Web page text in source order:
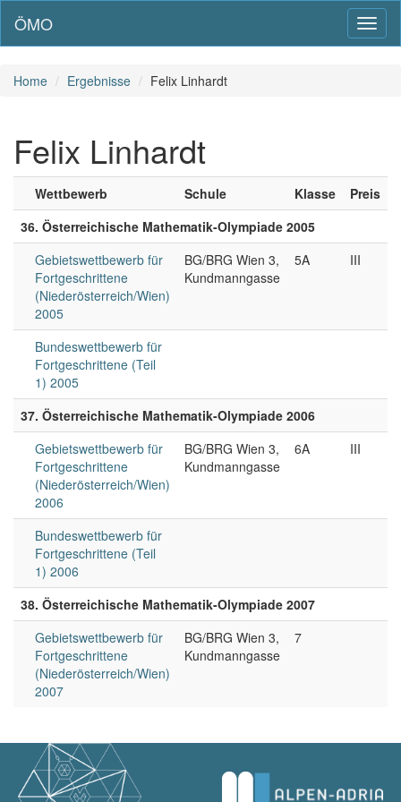
ÖMO
Home Ergebnisse Felix Linhardt
Felix Linhardt
Wettbewerb Schule Klasse
Preis
36. Österreichische Mathematik-Olympiade 2005
Gebietswettbewerb für
Fortgeschrittene
(Niederösterreich/Wien)
2005
BG/BRG Wien 3,
Kundmanngasse
5A III
Bundeswettbewerb für
Fortgeschrittene (Teil
1) 2005
37. Österreichische Mathematik-Olympiade 2006
Gebietswettbewerb für
Fortgeschrittene
(Niederösterreich/Wien)
2006
BG/BRG Wien 3,
Kundmanngasse
6A III
Bundeswettbewerb für
Fortgeschrittene (Teil
1) 2006
38. Österreichische Mathematik-Olympiade 2007
Gebietswettbewerb für
Fortgeschrittene
(Niederösterreich/Wien)
2007
BG/BRG Wien 3,
Kundmanngasse
7